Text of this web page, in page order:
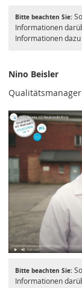
Bitte beachten Sie:
Informationen
Informationen
Nino Beisler
Bitte beachten Sie:
Informationen